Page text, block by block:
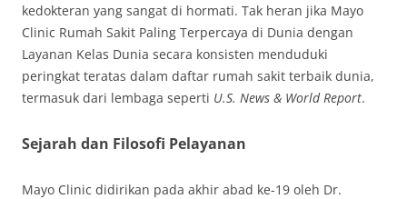
kedokteran yang sangat di hormati. Tak heran jika Mayo
Clinic Rumah Sakit Paling Terpercaya di Dunia dengan
Layanan Kelas Dunia secara konsisten menduduki
peringkat teratas dalam daftar rumah sakit terbaik dunia,
termasuk dari lembaga seperti U.S. News & World Report.
Sejarah dan Filosofi Pelayanan
Mayo Clinic didirikan pada akhir abad ke-19 oleh Dr.